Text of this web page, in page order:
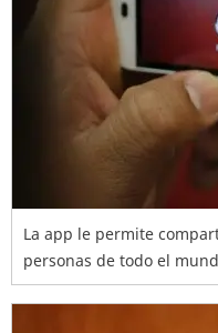
La app le permite
personas de todo el